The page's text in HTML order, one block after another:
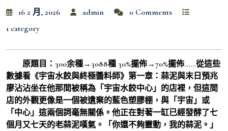
16 2 月, 2026 admin
0 Comments
1 category
原題目：300余種→3088種 30%擺佈→70%擺佈……從這些
數據看《宇宙水餃與終極醬料師》第一章：蒜泥與末日預兆
廖沾沾坐在他那間被稱為「宇宙水餃中心」的店裡，但這間
店的外觀更像是一個被遺棄的藍色塑膠棚，與「宇宙」或
「中心」這兩個詞毫無關係。他正在對著一缸已經發酵了七
個月又七天的老蒜泥嘆氣。「你還不夠靈動，我的蒜泥。」